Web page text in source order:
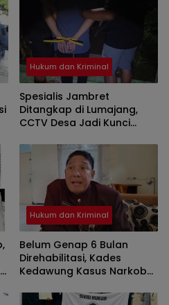
Hukum dan Kriminal
Spesialis Jambret
Ditangkap di Lumajang,
CCTV Desa Jadi Kunci
Hukum dan Kriminal
Belum Genap 6 Bulan
Direhabilitasi, Kades
Kedawung Kasus Narkoba
Rawat Jalan